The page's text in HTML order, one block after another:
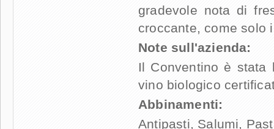
gradevole nota di
croccante, come solo
Note sull'azienda:
Il Conventino è stata
vino biologico
Abbinamenti:
Antipasti, Salumi,